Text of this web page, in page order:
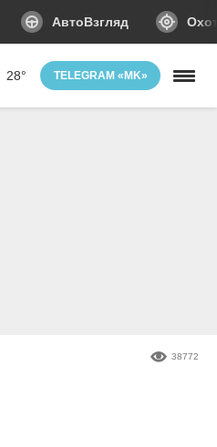
АвтоВзгляд
28° TELEGRAM «MK»
38772